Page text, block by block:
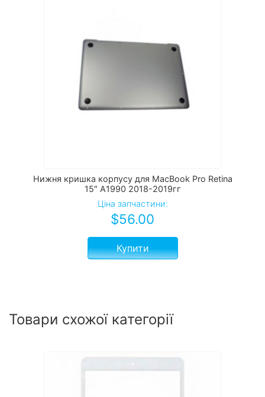
Нижня кришка корпусу для MacBook Pro Retina
15″ A1990 2018-2019гг
Ціна запчастини:
$56.00
Купити
Товари схожої категорії